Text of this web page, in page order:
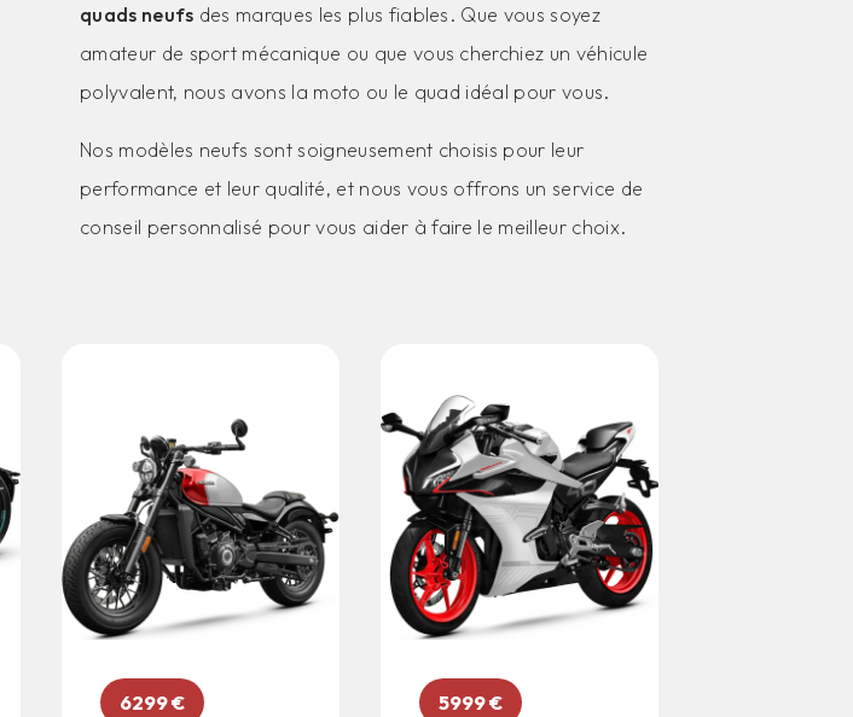
quads neufs des marques les plus fiables. Que vous soyez
amateur de sport mécanique ou que vous cherchiez un véhicule
polyvalent, nous avons la moto ou le quad idéal pour vous.
Nos modèles neufs sont soigneusement choisis pour leur
performance et leur qualité, et nous vous offrons un service de
conseil personnalisé pour vous aider à faire le meilleur choix.
6299€ 5999€